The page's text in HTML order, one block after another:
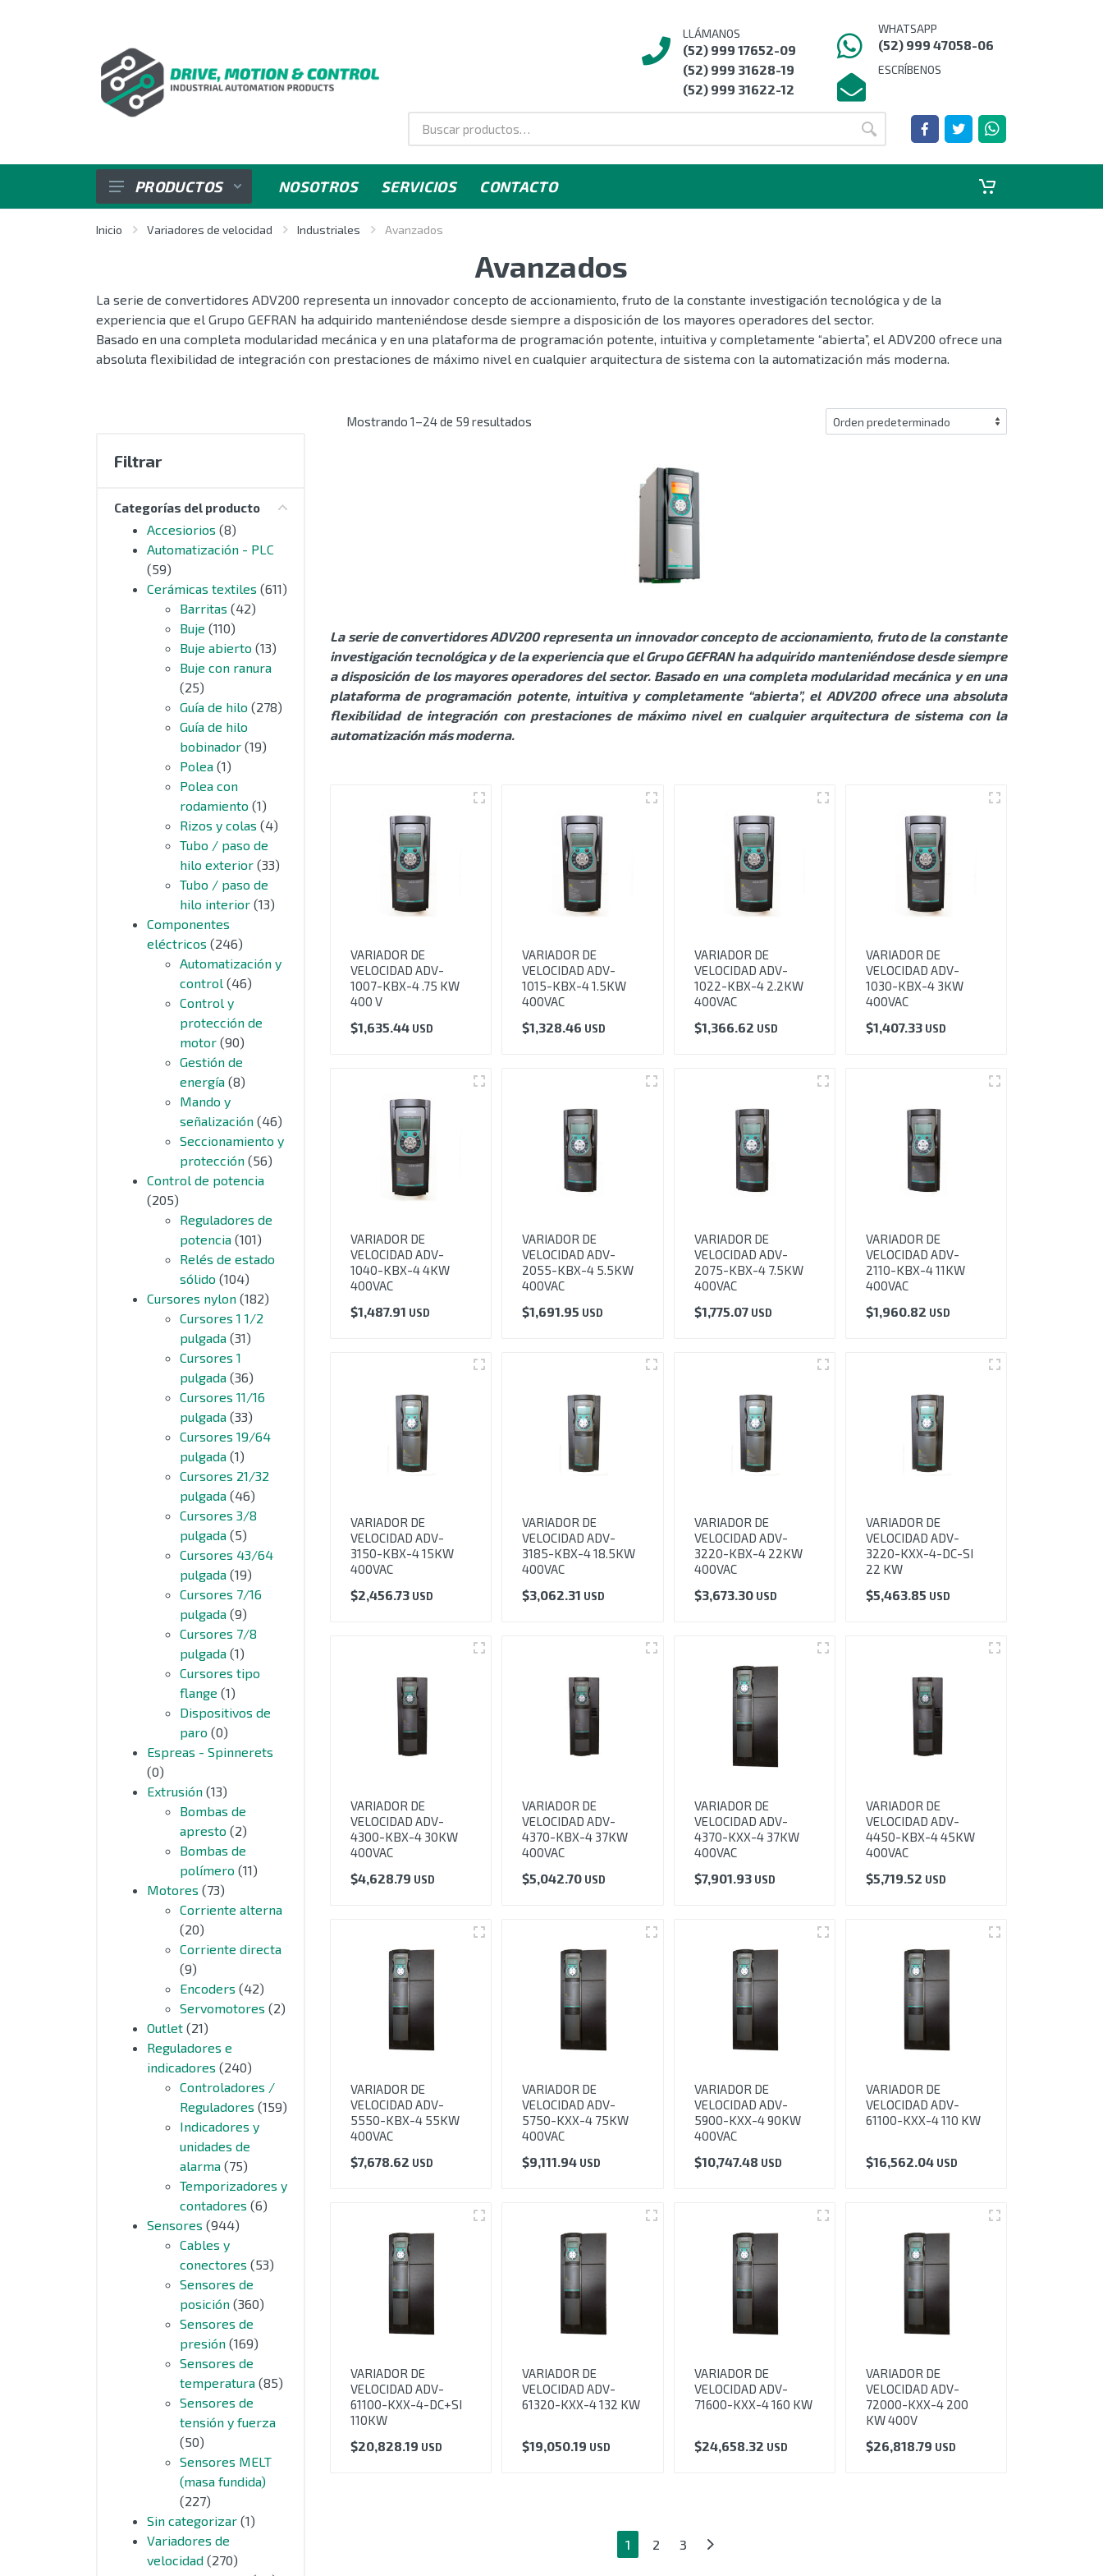
LLÁMANOS
(52) 999 17652-09
(52) 999 31628-19
(52) 999 31622-12
WHATSAPP
(52) 999 47058-06
ESCRÍBENOS
SENSORES
REGULADORES E INDICADORES
CONTROL DE POTENCIA
COMPONENTES ELÉCTRICOS
CURSORES NYLON
CERÁMICAS TEXTILES
AUTOMATIZACIÓN - PLC
ACCESIORIOS
SIN CATEGORIZAR
PRODUCTOS NOSOTROS SERVICIOS CONTACTO
Inicio Variadores de velocidad Industriales Avanzados
Avanzados
La serie de convertidores ADV200 representa un innovador concepto de accionamiento, fruto de la constante investigación tecnológica y de la
experiencia que el Grupo GEFRAN ha adquirido manteniéndose desde siempre a disposición de los mayores operadores del sector.
Basado en una completa modularidad mecánica y en una plataforma de programación potente, intuitiva y completamente “abierta”, el ADV200 ofrece una
absoluta flexibilidad de integración con prestaciones de máximo nivel en cualquier arquitectura de sistema con la automatización más moderna.
Filtrar
Categorías del producto
Accesiorios (8)
Automatización - PLC
(59)
Cerámicas textiles (611)
Barritas (42)
Buje (110)
Buje abierto (13)
Buje con ranura
(25)
Guía de hilo (278)
Guía de hilo
bobinador (19)
Polea (1)
Polea con
rodamiento (1)
Rizos y colas (4)
Tubo / paso de
hilo exterior (33)
Tubo / paso de
hilo interior (13)
Componentes
eléctricos (246)
Automatización y
control (46)
Control y
protección de
motor (90)
Gestión de
energía (8)
Mando y
señalización (46)
Seccionamiento y
protección (56)
Control de potencia
(205)
Reguladores de
potencia (101)
Relés de estado
sólido (104)
Cursores nylon (182)
Cursores 1 1/2
pulgada (31)
Cursores 1
pulgada (36)
Cursores 11/16
pulgada (33)
Cursores 19/64
pulgada (1)
Cursores 21/32
pulgada (46)
Cursores 3/8
pulgada (5)
Cursores 43/64
pulgada (19)
Cursores 7/16
pulgada (9)
Cursores 7/8
pulgada (1)
Cursores tipo
flange (1)
Dispositivos de
paro (0)
Espreas - Spinnerets
(0)
Extrusión (13)
Bombas de
apresto (2)
Bombas de
polímero (11)
Motores (73)
Corriente alterna
(20)
Corriente directa
(9)
Encoders (42)
Servomotores (2)
Outlet (21)
Reguladores e
indicadores (240)
Controladores /
Reguladores (159)
Indicadores y
unidades de
alarma (75)
Temporizadores y
contadores (6)
Sensores (944)
Cables y
conectores (53)
Sensores de
posición (360)
Sensores de
presión (169)
Sensores de
temperatura (85)
Sensores de
tensión y fuerza
(50)
Sensores MELT
(masa fundida)
(227)
Sin categorizar (1)
Variadores de
velocidad (270)
Mostrando 1–24 de 59 resultados
La serie de convertidores ADV200 representa un innovador concepto de accionamiento, fruto de la constante
investigación tecnológica y de la experiencia que el Grupo GEFRAN ha adquirido manteniéndose desde siempre
a disposición de los mayores operadores del sector. Basado en una completa modularidad mecánica y en una
plataforma de programación potente, intuitiva y completamente “abierta”, el ADV200 ofrece una absoluta
flexibilidad de integración con prestaciones de máximo nivel en cualquier arquitectura de sistema con la
automatización más moderna.
VARIADOR DE
VELOCIDAD ADV-
1007-KBX-4 .75 KW
400 V
$1,635.44 USD
VARIADOR DE
VELOCIDAD ADV-
1015-KBX-4 1.5KW
400VAC
$1,328.46 USD
VARIADOR DE
VELOCIDAD ADV-
1022-KBX-4 2.2KW
400VAC
$1,366.62 USD
VARIADOR DE
VELOCIDAD ADV-
1030-KBX-4 3KW
400VAC
$1,407.33 USD
VARIADOR DE
VELOCIDAD ADV-
1040-KBX-4 4KW
400VAC
$1,487.91 USD
VARIADOR DE
VELOCIDAD ADV-
2055-KBX-4 5.5KW
400VAC
$1,691.95 USD
VARIADOR DE
VELOCIDAD ADV-
2075-KBX-4 7.5KW
400VAC
$1,775.07 USD
VARIADOR DE
VELOCIDAD ADV-
2110-KBX-4 11KW
400VAC
$1,960.82 USD
VARIADOR DE
VELOCIDAD ADV-
3150-KBX-4 15KW
400VAC
$2,456.73 USD
VARIADOR DE
VELOCIDAD ADV-
3185-KBX-4 18.5KW
400VAC
$3,062.31 USD
VARIADOR DE
VELOCIDAD ADV-
3220-KBX-4 22KW
400VAC
$3,673.30 USD
VARIADOR DE
VELOCIDAD ADV-
3220-KXX-4-DC-SI
22 KW
$5,463.85 USD
VARIADOR DE
VELOCIDAD ADV-
4300-KBX-4 30KW
400VAC
$4,628.79 USD
VARIADOR DE
VELOCIDAD ADV-
4370-KBX-4 37KW
400VAC
$5,042.70 USD
VARIADOR DE
VELOCIDAD ADV-
4370-KXX-4 37KW
400VAC
$7,901.93 USD
VARIADOR DE
VELOCIDAD ADV-
4450-KBX-4 45KW
400VAC
$5,719.52 USD
VARIADOR DE
VELOCIDAD ADV-
5550-KBX-4 55KW
400VAC
$7,678.62 USD
VARIADOR DE
VELOCIDAD ADV-
5750-KXX-4 75KW
400VAC
$9,111.94 USD
VARIADOR DE
VELOCIDAD ADV-
5900-KXX-4 90KW
400VAC
$10,747.48 USD
VARIADOR DE
VELOCIDAD ADV-
61100-KXX-4 110 KW
$16,562.04 USD
VARIADOR DE
VELOCIDAD ADV-
61100-KXX-4-DC+SI
110KW
$20,828.19 USD
VARIADOR DE
VELOCIDAD ADV-
61320-KXX-4 132 KW
$19,050.19 USD
VARIADOR DE
VELOCIDAD ADV-
71600-KXX-4 160 KW
$24,658.32 USD
VARIADOR DE
VELOCIDAD ADV-
72000-KXX-4 200
KW 400V
$26,818.79 USD
1 2 3